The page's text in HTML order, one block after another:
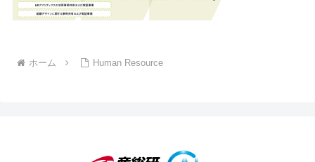
ホーム Human Resource